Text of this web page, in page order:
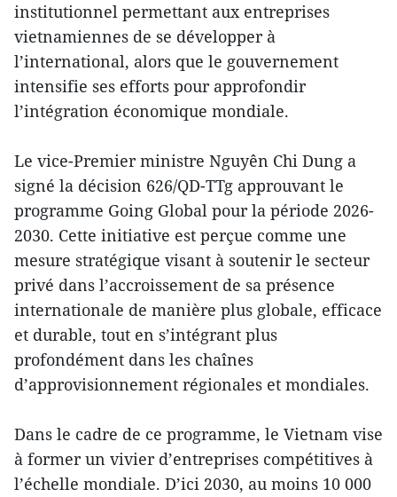
institutionnel permettant aux entreprises
vietnamiennes de se développer à
l’international, alors que le gouvernement
intensifie ses efforts pour approfondir
l’intégration économique mondiale.
Le vice-Premier ministre Nguyên Chi Dung a
signé la décision 626/QD-TTg approuvant le
programme Going Global pour la période 2026-
2030. Cette initiative est perçue comme une
mesure stratégique visant à soutenir le secteur
privé dans l’accroissement de sa présence
internationale de manière plus globale, efficace
et durable, tout en s’intégrant plus
profondément dans les chaînes
d’approvisionnement régionales et mondiales.
Dans le cadre de ce programme, le Vietnam vise
à former un vivier d’entreprises compétitives à
l’échelle mondiale. D’ici 2030, au moins 10 000